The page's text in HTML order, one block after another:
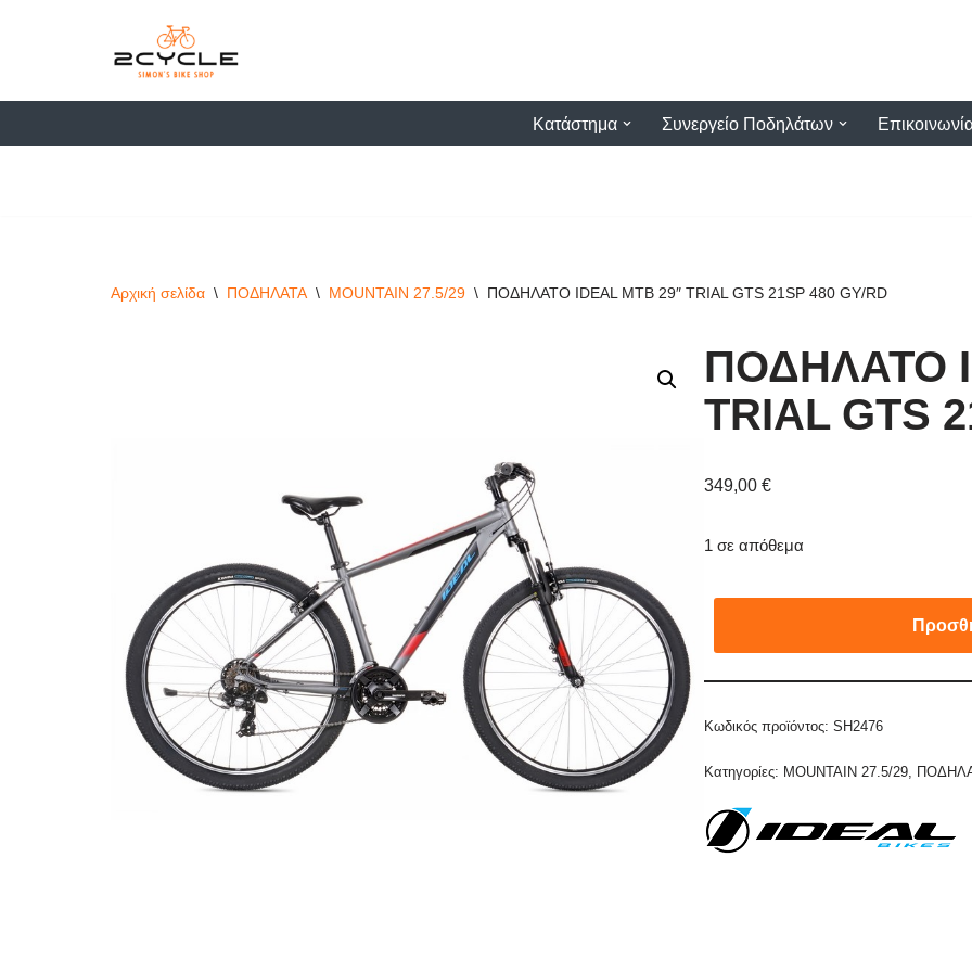
Μεταπηδήστε
Κατάστημα Συνεργείο Ποδηλάτων
Αρχική σελίδα \ ΠΟΔΗΛΑΤΑ \ MOUNTAIN 27.5/29 \ ΠΟΔΗΛΑΤΟ IDEAL MTB 29″ TRIAL GTS 21SP 480 GY/RD
ΠΟΔΗΛΑΤΟ
TRIAL GTS
349,00€
1 σε απόθεμα
Κωδικός προϊόντος:SH2476
Κατηγορίες: MOUNTAIN 27.5/29,